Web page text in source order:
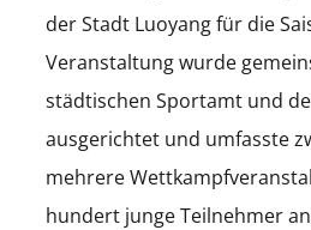
der Stadt Luoyang für die
Veranstaltung wurde
städtischen Sportamt und
ausgerichtet und umfasste
mehrere
hundert junge Teilnehmer